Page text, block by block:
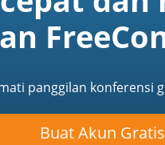
panggilan konferensi
Buat Akun